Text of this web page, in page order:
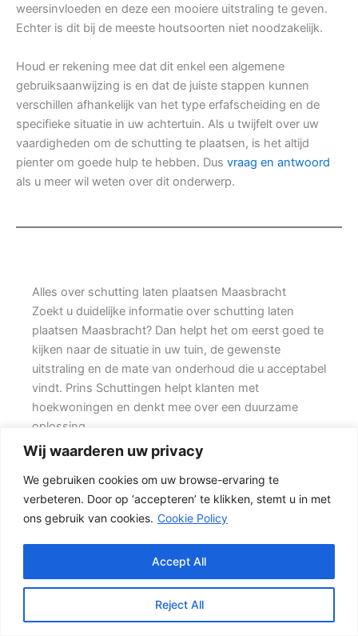
Wij waarderen uw privacy
We gebruiken cookies om uw browse-ervaring te
verbeteren. Door op ‘accepteren’ te klikken, stemt u in met
ons gebruik van cookies. Cookie Policy
Reject All
Accept All
weersinvloeden en deze een mooiere uitstraling te geven.
Echter is dit bij de meeste houtsoorten niet noodzakelijk.
Houd er rekening mee dat dit enkel een algemene
gebruiksaanwijzing is en dat de juiste stappen kunnen
verschillen afhankelijk van het type erfafscheiding en de
specifieke situatie in uw achtertuin. Als u twijfelt over uw
vaardigheden om de schutting te plaatsen, is het altijd
pienter om goede hulp te hebben. Dus vraag en antwoord
als u meer wil weten over dit onderwerp.
Alles over schutting laten plaatsen Maasbracht
Zoekt u duidelijke informatie over schutting laten
plaatsen Maasbracht? Dan helpt het om eerst goed te
kijken naar de situatie in uw tuin, de gewenste
uitstraling en de mate van onderhoud die u acceptabel
vindt. Prins Schuttingen helpt klanten met
hoekwoningen en denkt mee over een duurzame
oplossing.
Een goede schutting begint bij een duidelijke keuze.
Wilt u zo min mogelijk onderhoud, dan is een
betonschutting of hout-beton combinatie vaak een
slimme keuze. Daarom is persoonlijk advies vaak
beter dan alleen online een standaardprijs bekijken.
Welke schutting past bij uw tuin?
Een hout-beton schutting is populair omdat deze